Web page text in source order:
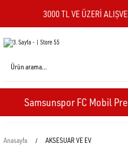
3000 TL VE ÜZERI
Samsunspor FC Mobil
Anasayfa AKSESUAR VE EV